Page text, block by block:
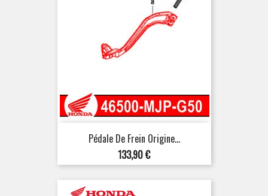
Pédale De Frein Origine...
Prix
133,90 €